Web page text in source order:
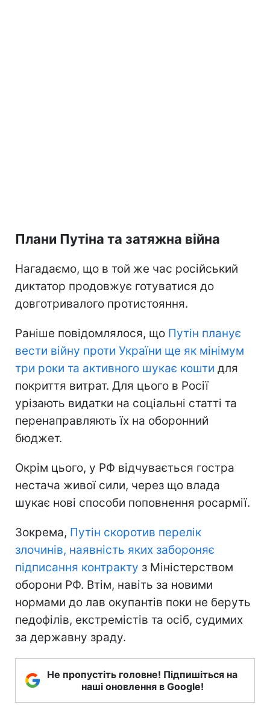
Плани Путіна та затяжна війна
Нагадаємо, що в той же час російський
диктатор продовжує готуватися до
довготривалого протистояння.
Раніше повідомлялося, що Путін планує
вести війну проти України ще як мінімум
три роки та активного шукає кошти для
покриття витрат. Для цього в Росії
урізають видатки на соціальні статті та
перенаправляють їх на оборонний
бюджет.
Окрім цього, у РФ відчувається гостра
нестача живої сили, через що влада
шукає нові способи поповнення росармії.
Зокрема, Путін скоротив перелік
злочинів, наявність яких забороняє
підписання контракту з Міністерством
оборони РФ. Втім, навіть за новими
нормами до лав окупантів поки не беруть
педофілів, екстремістів та осіб, судимих
за державну зраду.
Не пропустіть головне! Підпишіться на
наші оновлення в Google!